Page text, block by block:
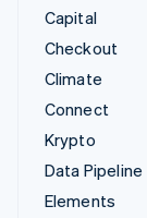
Capital
Checkout
Climate
Connect
Krypto
Data Pipeline
Elements